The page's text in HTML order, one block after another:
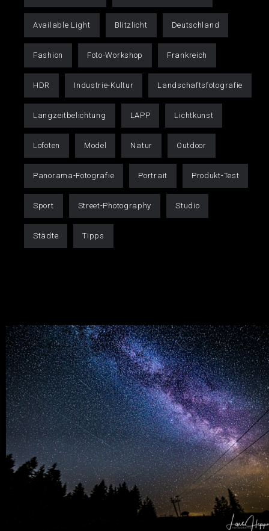
Available Light Blitzlicht Deutschland
Fashion Foto-Workshop Frankreich
HDR Industrie-Kultur Landschaftsfotografie
Langzeitbelichtung LAPP Lichtkunst
Lofoten Model Natur Outdoor
Panorama-Fotografie Portrait Produkt-Test
Sport Street-Photography Studio
Städte Tipps
0 COMMENTS
20 LIKES